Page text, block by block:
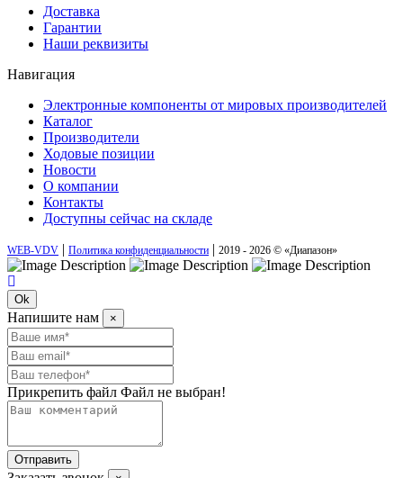
Доставка
Гарантии
Наши реквизиты
Навигация
Электронные компоненты от мировых производителей
Каталог
Производители
Ходовые позиции
Новости
О компании
Контакты
Доступны сейчас на складе
WEB-VDV | Политика конфиденциальности | 2019 - 2026 © «Диапазон»
Ok
Напишите нам ×
Прикрепить файл Файл не выбран!
Отправить